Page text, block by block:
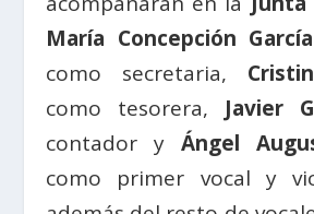
María Concepción
como secretaria,
como tesorera, Javier
contador y Ángel
como primer vocal y